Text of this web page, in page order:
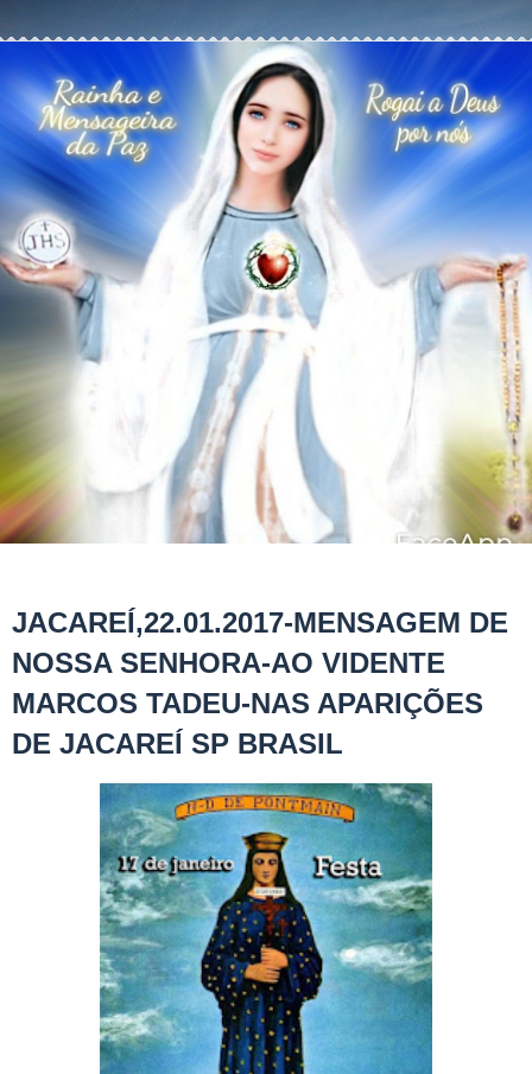
JACAREÍ,22.01.2017-MENSAGEM DE
NOSSA SENHORA-AO VIDENTE
MARCOS TADEU-NAS APARIÇÕES
DE JACAREÍ SP BRASIL